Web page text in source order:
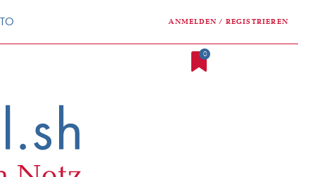
ANMELDEN / REGISTRIEREN
0